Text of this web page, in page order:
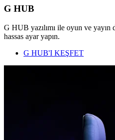
G HUB
G HUB yazılımı ile oyun ve yayın
hassas ayar yapın.
G HUB'I KEŞFET